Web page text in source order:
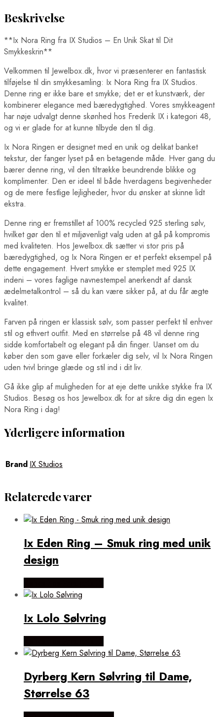
Beskrivelse
**Ix Nora Ring fra IX Studios – En Unik Skat til Dit
Smykkeskrin**
Velkommen til Jewelbox.dk, hvor vi præsenterer en fantastisk
tilføjelse til din smykkesamling: Ix Nora Ring fra IX Studios.
Denne ring er ikke bare et smykke; det er et kunstværk, der
kombinerer elegance med bæredygtighed. Vores smykkeagent
har nøje udvalgt denne skønhed hos Frederik IX i kategori 48,
og vi er glade for at kunne tilbyde den til dig.
Ix Nora Ringen er designet med en unik og delikat banket
tekstur, der fanger lyset på en betagende måde. Hver gang du
bærer denne ring, vil den tiltrække beundrende blikke og
komplimenter. Den er ideel til både hverdagens begivenheder
og de mere festlige lejligheder, hvor du ønsker at skinne lidt
ekstra.
Denne ring er fremstillet af 100% recycled 925 sterling sølv,
hvilket gør den til et miljøvenligt valg uden at gå på kompromis
med kvaliteten. Hos Jewelbox.dk sætter vi stor pris på
bæredygtighed, og Ix Nora Ringen er et perfekt eksempel på
dette engagement. Hvert smykke er stemplet med 925 IX
indeni – vores faglige navnestempel anerkendt af dansk
ædelmetalkontrol – så du kan være sikker på, at du får ægte
kvalitet.
Farven på ringen er klassisk sølv, som passer perfekt til enhver
stil og ethvert outfit. Med en størrelse på 48 vil denne ring
sidde komfortabelt og elegant på din finger. Uanset om du
køber den som gave eller forkæler dig selv, vil Ix Nora Ringen
uden tvivl bringe glæde og stil ind i dit liv.
Gå ikke glip af muligheden for at eje dette unikke stykke fra IX
Studios. Besøg os hos Jewelbox.dk for at sikre dig din egen Ix
Nora Ring i dag!
Yderligere information
Brand IX Studios
Relaterede varer
Ix Eden Ring – Smuk ring med unik
design
Ix Lolo Sølvring
Dyrberg Kern Sølvring til Dame,
Størrelse 63